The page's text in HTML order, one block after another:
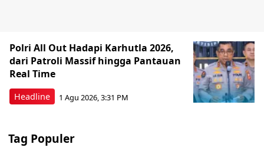
Headline
Polri All Out Hadapi Karhutla 2026,
dari Patroli Massif hingga Pantauan
Real Time
1 Agu 2026, 3:31 PM
Tag Populer